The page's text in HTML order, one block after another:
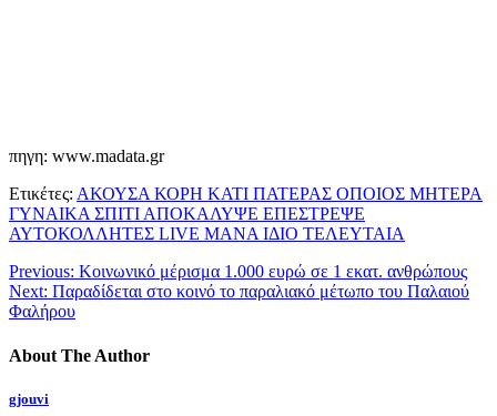
πηγη: www.madata.gr
Ετικέτες: ΑΚΟΥΣΑ ΚΟΡΗ ΚΑΤΙ ΠΑΤΕΡΑΣ ΟΠΟΙΟΣ ΜΗΤΕΡΑ
ΓΥΝΑΙΚΑ ΣΠΙΤΙ ΑΠΟΚΑΛΥΨΕ ΕΠΕΣΤΡΕΨΕ
ΑΥΤΟΚΟΛΛΗΤΕΣ LIVE ΜΑΝΑ ΙΔΙΟ ΤΕΛΕΥΤΑΙΑ
Previous: Κοινωνικό μέρισμα 1.000 ευρώ σε 1 εκατ. ανθρώπους
Next: Παραδίδεται στο κοινό το παραλιακό μέτωπο του Παλαιού
Φαλήρου
About The Author
gjouvi